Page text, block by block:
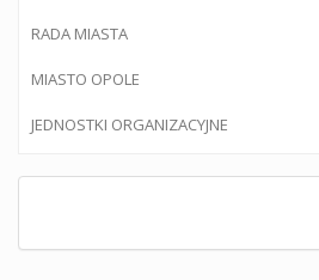
RADA MIASTA
MIASTO OPOLE
JEDNOSTKI ORGANIZACYJNE